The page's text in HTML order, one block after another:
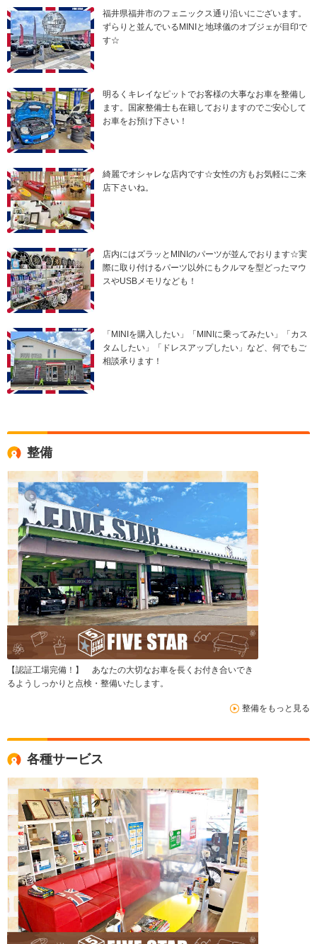
福井県福井市のフェニックス通り沿いにございます。
ずらりと並んでいるMINIと地球儀のオブジェが目印で
す☆
明るくキレイなピットでお客様の大事なお車を整備し
ます。国家整備士も在籍しておりますのでご安心して
お車をお預け下さい！
綺麗でオシャレな店内です☆女性の方もお気軽にご来
店下さいね。
店内にはズラッとMINIのパーツが並んでおります☆実
際に取り付けるパーツ以外にもクルマを型どったマウ
スやUSBメモリなども！
「MINIを購入したい」「MINIに乗ってみたい」「カス
タムしたい」「ドレスアップしたい」など、何でもご
相談承ります！
整備
【認証工場完備！】 あなたの大切なお車を長くお付き合いでき
るようしっかりと点検・整備いたします。
整備をもっと見る
各種サービス